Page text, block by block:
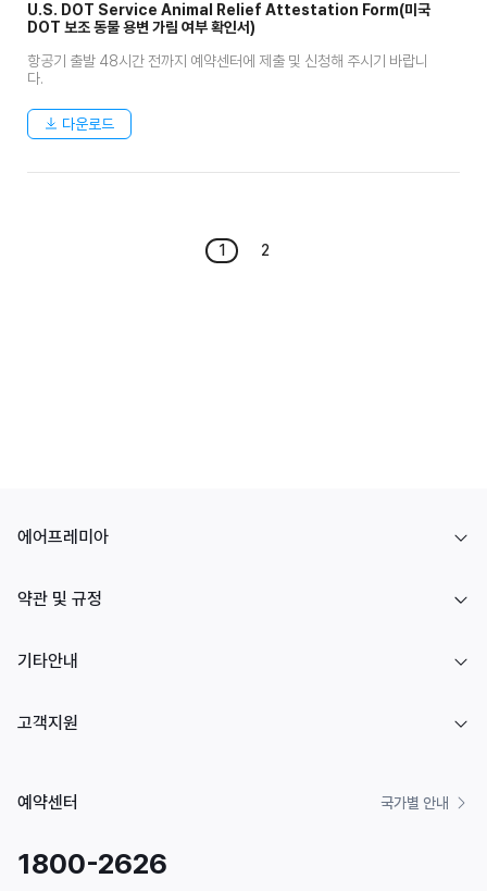
U.S. DOT Service Animal Relief Attestation Form(미국
DOT 보조 동물 용변 가림 여부 확인서)
항공기 출발 48시간 전까지 예약센터에 제출 및 신청해 주시기 바랍니
다.
다운로드
1 2
에어프레미아
약관 및 규정
기타안내
고객지원
예약센터 국가별 안내
1800-2626